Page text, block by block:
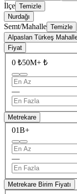
İlçe Temizle
Nurdağı
Semt/Mahalle Temizle
Alpaslan Türkeş
Fiyat
0 ₺50M+ ₺
—
Metrekare
01B+
—
Metrekare Birim Fiyatı